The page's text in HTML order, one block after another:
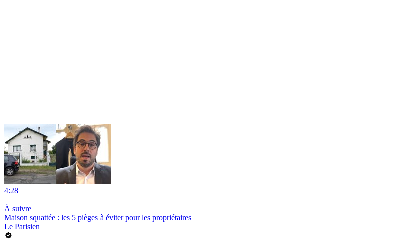
4:28
|
À suivre
Maison squattée : les 5 pièges à éviter pour les propriétaires
Le Parisien